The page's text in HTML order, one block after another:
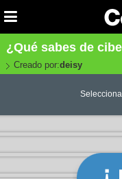
¿Qué sabes de
Creado por:deisy